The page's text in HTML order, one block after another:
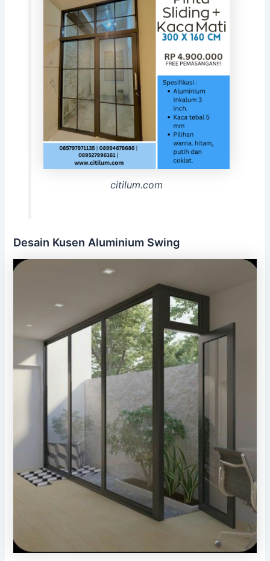
citilum.com
Desain Kusen Aluminium Swing